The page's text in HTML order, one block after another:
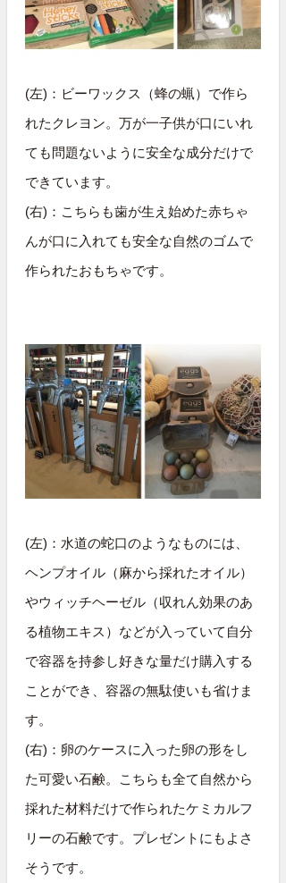
(左)：ビーワックス（蜂の蝋）で作ら
れたクレヨン。万が一子供が口にいれ
ても問題ないように安全な成分だけで
できています。
(右)：こちらも歯が生え始めた赤ちゃ
んが口に入れても安全な自然のゴムで
作られたおもちゃです。
(左)：水道の蛇口のようなものには、
ヘンプオイル（麻から採れたオイル）
やウィッチヘーゼル（収れん効果のあ
る植物エキス）などが入っていて自分
で容器を持参し好きな量だけ購入する
ことができ、容器の無駄使いも省けま
す。
(右)：卵のケースに入った卵の形をし
た可愛い石鹸。こちらも全て自然から
採れた材料だけで作られたケミカルフ
リーの石鹸です。プレゼントにもよさ
そうです。